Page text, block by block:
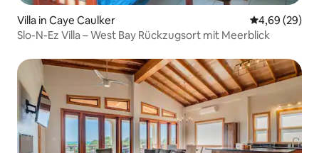
Villa in Caye Caulker
4,69 (29)
Slo-N-Ez Villa – West Bay Rückzugsort mit Meerblick